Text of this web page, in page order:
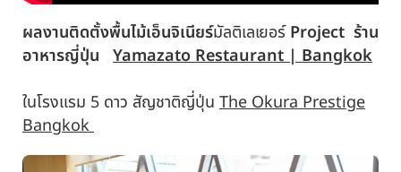
ผลงานติดตั้งพื้นไม้เอ็นจิเนียร์มัลติเลเยอร์Project ร้าน
อาหารญี่ปุ่น Yamazato Restaurant | Bangkok
ในโรงแรม 5 ดาว สัญชาติญี่ปุ่น The Okura Prestige
Bangkok